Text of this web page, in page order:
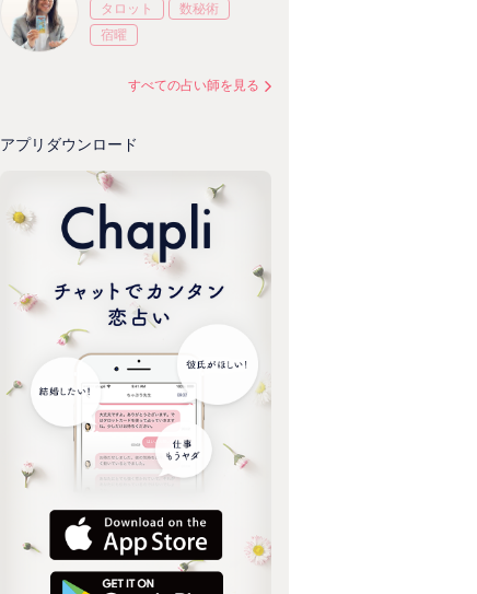
タロット
数秘術
宿曜
すべての占い師を見る
アプリダウンロード